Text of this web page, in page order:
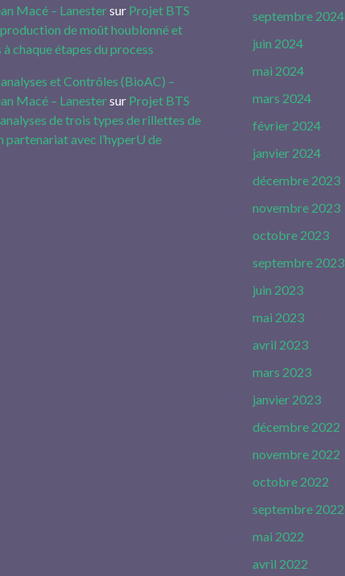
Macé – Lanestersur Projet BTS
de moût houblonné et
à chaque étapes du process
et Contrôles (BioAC) –
Macé – Lanestersur Projet BTS
de trois types de rillettes de
partenariat avec l’hyperU de
septembre 2024
juin 2024
mai 2024
mars 2024
février 2024
janvier 2024
décembre 2023
novembre 2023
octobre 2023
septembre 2023
juin 2023
mai 2023
avril 2023
mars 2023
janvier 2023
décembre 2022
novembre 2022
octobre 2022
septembre 2022
mai 2022
avril 2022